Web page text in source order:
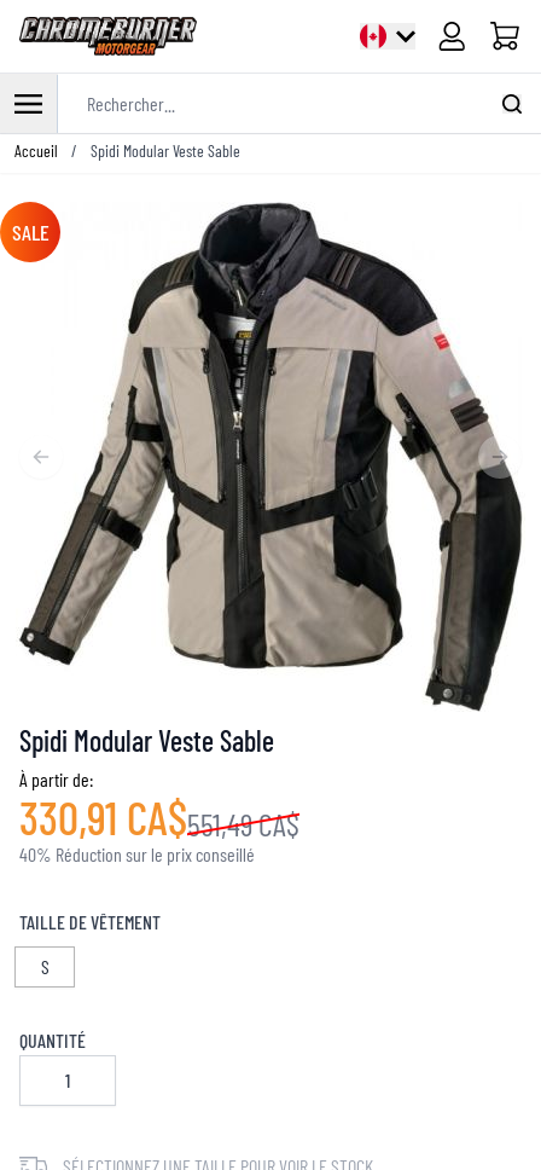
Panier
Allez au contenu
Accueil / Spidi Modular Veste Sable
SALE
Spidi Modular Veste Sable
À partir de:
330,91 CA$551,49 CA$
40% Réduction sur le prix conseillé
TAILLE DE VÊTEMENT
S
QUANTITÉ